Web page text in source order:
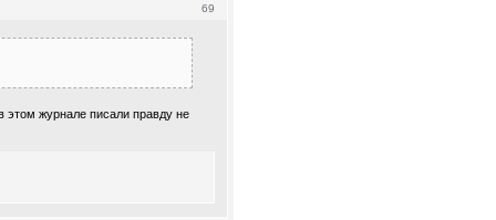
69
этом журнале писали правду не